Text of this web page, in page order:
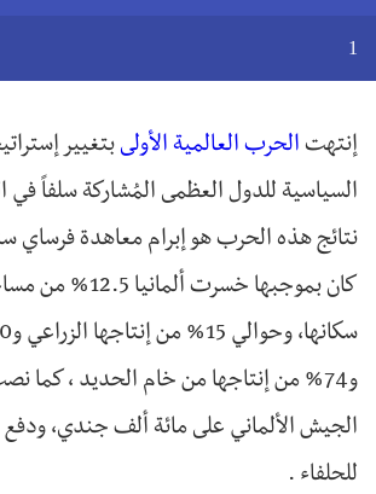
1
إنتهت الحرب العالمية الأولى بتغيير
السياسية للدول العظمى المُشاركة سلفاً في
و74% من إنتاجها من خام الحديد ، كما
الجيش الألماني على مائة ألف جندي،
للحلفاء .